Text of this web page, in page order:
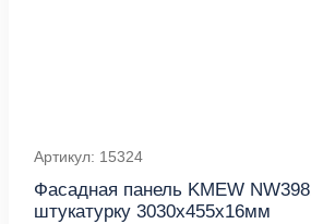
Артикул: 15324
Фасадная панель KMEW
штукатурку 3030х455х16мм